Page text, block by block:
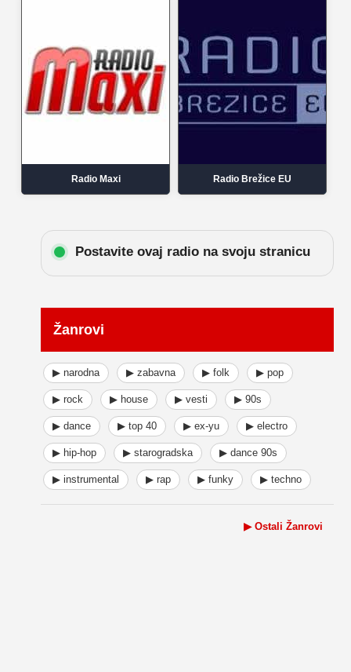
Radio Maxi Radio Brežice EU
Postavite ovaj radio na svoju stranicu
Žanrovi
▶ narodna ▶ zabavna ▶ folk ▶ pop
▶ rock ▶ house ▶ vesti ▶ 90s
▶ dance ▶ top 40 ▶ ex-yu ▶ electro
▶ hip-hop ▶ starogradska ▶ dance 90s
▶ instrumental ▶ rap ▶ funky ▶ techno
▶ Ostali Žanrovi